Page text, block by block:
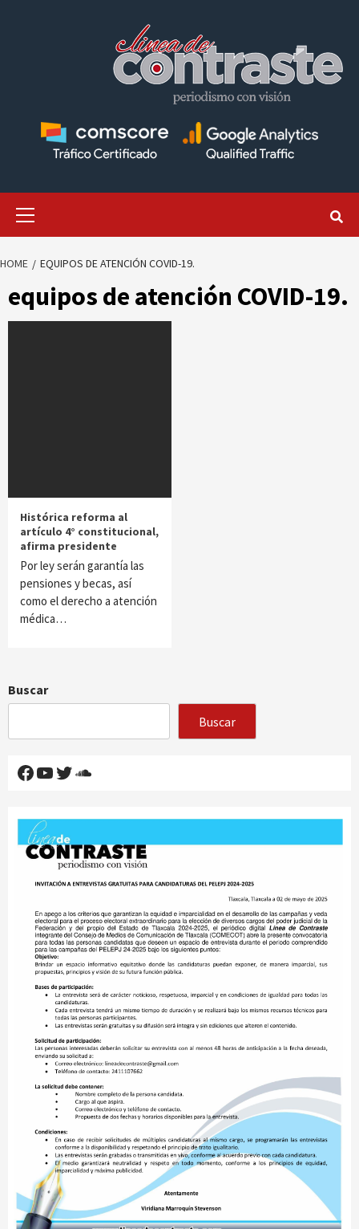
HOME EQUIPOS DE ATENCIÓN COVID-19.
equipos de atención COVID-19.
Histórica reforma al
artículo 4° constitucional,
afirma presidente
Por ley serán garantía las
pensiones y becas, así
como el derecho a atención
médica…
Buscar
Buscar
Facebook
YouTube
Twitter
SoundCloud